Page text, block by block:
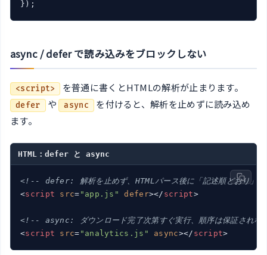
});
async / defer で読み込みをブロックしない
<script> を普通に書くとHTMLの解析が止まります。
defer や async
を付けると、解析を止めずに読み込め
ます。
HTML：defer と async
<!-- defer: 解析を止めず、HTMLパース後に「記述順どおり」
<script src= "app.js" defer></ script>
<!-- async: ダウンロード完了次第すぐ実行、順序は保証されな
<script src= "analytics.js" async></ script>